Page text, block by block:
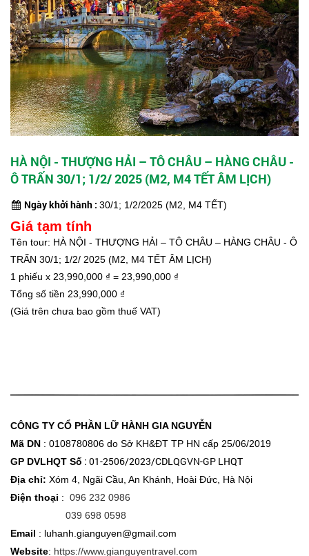
HÀ NỘI - THƯỢNG HẢI – TÔ CHÂU – HÀNG CHÂU -
Ô TRẤN 30/1; 1/2/ 2025 (M2, M4 TẾT ÂM LỊCH)
Ngày khởi hành : 30/1; 1/2/2025 (M2, M4 TẾT)
Giá tạm tính
Tên tour: HÀ NỘI - THƯỢNG HẢI – TÔ CHÂU – HÀNG CHÂU - Ô
TRẤN 30/1; 1/2/ 2025 (M2, M4 TẾT ÂM LỊCH)
1 phiếu x 23,990,000 ₫ = 23,990,000 ₫
Tổng số tiền 23,990,000 ₫
(Giá trên chưa bao gồm thuế VAT)
CÔNG TY CỔ PHẦN LỮ HÀNH GIA NGUYỄN
Mã DN : 0108780806 do Sở KH&ĐT TP HN cấp 25/06/2019
GP DVLHQT Số : 01-2506/2023/CDLQGVN-GP LHQT
Địa chỉ: Xóm 4, Ngãi Cầu, An Khánh, Hoài Đức, Hà Nội
Điện thoại : 096 232 0986
039 698 0598
Email : luhanh.gianguyen@gmail.com
Website: https://www.gianguyentravel.com